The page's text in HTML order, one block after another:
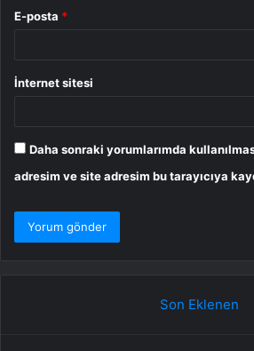
E-posta *
İnternet sitesi
Daha sonraki yorumlarımda
adresim ve site adresim bu tarayıcıya
Son Eklenen